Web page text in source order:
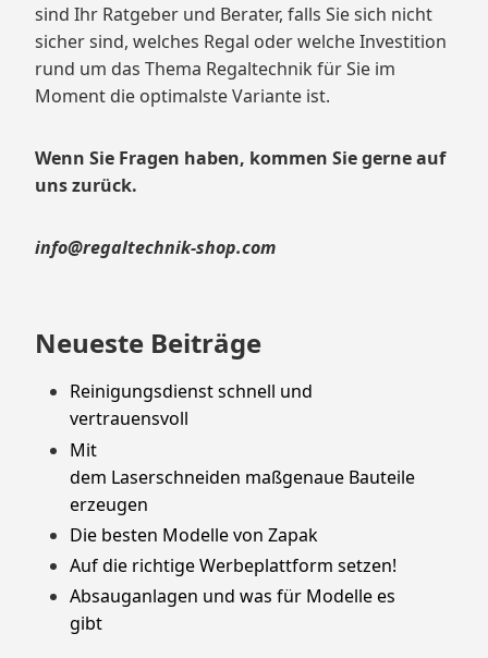
sind Ihr Ratgeber und Berater, falls Sie sich nicht
sicher sind, welches Regal oder welche Investition
rund um das Thema Regaltechnik für Sie im
Moment die optimalste Variante ist.
Wenn Sie Fragen haben, kommen Sie gerne auf
uns zurück.
info@regaltechnik-shop.com
Neueste Beiträge
Reinigungsdienst schnell und
vertrauensvoll
Mit
dem Laserschneiden maßgenaue Bauteile
erzeugen
Die besten Modelle von Zapak
Auf die richtige Werbeplattform setzen!
Absauganlagen und was für Modelle es
gibt